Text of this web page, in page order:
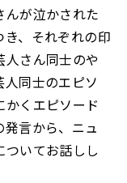
んが泣かされた
、それぞれの印
人さん同士のや
同士のエピソ
くエピソード
言から、ニュ
いてお話しし